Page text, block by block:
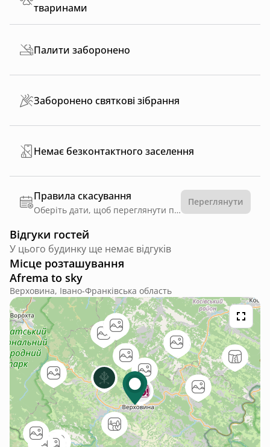
тваринами
Палити заборонено
Заборонено святкові зібрання
Немає безконтактного заселення
Правила скасування
Оберіть дати, щоб переглянути правила
Переглянути
Відгуки гостей
У цього будинку ще немає відгуків
Місце розташування
Afrema to sky
Верховина, Івано-Франківська область